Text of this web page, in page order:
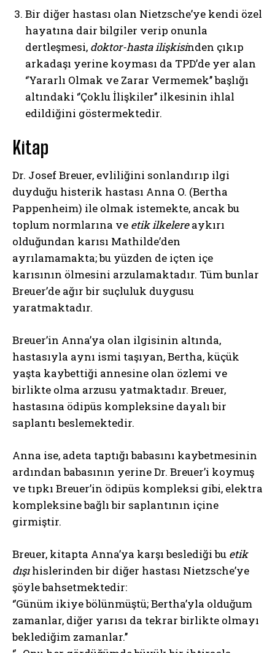
Bir diğer hastası olan Nietzsche’ye kendi özel
hayatına dair bilgiler verip onunla
dertleşmesi, doktor-hasta ilişkisinden çıkıp
arkadaşı yerine koyması da TPD’de yer alan
‘’Yararlı Olmak ve Zarar Vermemek’’ başlığı
altındaki ‘’Çoklu İlişkiler’’ ilkesinin ihlal
edildiğini göstermektedir.
Kitap
Dr. Josef Breuer, evliliğini sonlandırıp ilgi
duyduğu histerik hastası Anna O. (Bertha
Pappenheim) ile olmak istemekte, ancak bu
toplum normlarına ve etik ilkelereaykırı
olduğundan karısı Mathilde’den
ayrılamamakta; bu yüzden de içten içe
karısının ölmesini arzulamaktadır. Tüm bunlar
Breuer’de ağır bir suçluluk duygusu
yaratmaktadır.
Breuer’in Anna’ya olan ilgisinin altında,
hastasıyla aynı ismi taşıyan, Bertha, küçük
yaşta kaybettiği annesine olan özlemi ve
birlikte olma arzusu yatmaktadır. Breuer,
hastasına ödipüs kompleksine dayalı bir
saplantı beslemektedir.
Anna ise, adeta taptığı babasını kaybetmesinin
ardından babasının yerine Dr. Breuer’i koymuş
ve tıpkı Breuer’in ödipüs kompleksi gibi, elektra
kompleksine bağlı bir saplantının içine
girmiştir.
Breuer, kitapta Anna’ya karşı beslediği bu etik
dışıhislerinden bir diğer hastası Nietzsche’ye
şöyle bahsetmektedir:
‘’Günüm ikiye bölünmüştü; Bertha’yla olduğum
zamanlar, diğer yarısı da tekrar birlikte olmayı
beklediğim zamanlar.’’